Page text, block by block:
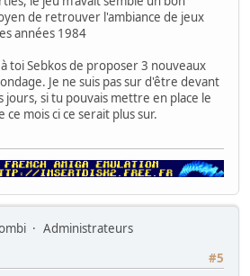
de retrouver l'ambiance de jeux
années 1984
toi Sebkos de proposer 3 nouveaux
Je ne suis pas sur d'être devant
jours, si tu pouvais mettre en place le
mois ci ce serait plus sur.
Administrateurs
#5